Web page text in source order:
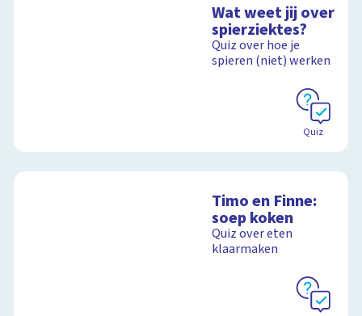
Wat weet jij over
spierziektes?
Quiz over hoe je
spieren (niet) werken
Quiz
Timo en Finne:
soep koken
Quiz over eten
klaarmaken